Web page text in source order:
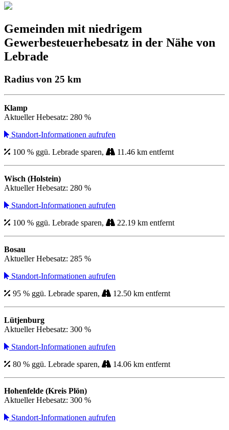
Gemeinden mit niedrigem
Gewerbesteuerhebesatz in der Nähe von
Lebrade
Radius von 25 km
Klamp
Aktueller Hebesatz: 280 %
Standort-Informationen aufrufen
100 % ggü. Lebrade sparen,
11.46 km entfernt
Wisch (Holstein)
Aktueller Hebesatz: 280 %
Standort-Informationen aufrufen
100 % ggü. Lebrade sparen,
22.19 km entfernt
Bosau
Aktueller Hebesatz: 285 %
Standort-Informationen aufrufen
95 % ggü. Lebrade sparen,
12.50 km entfernt
Lütjenburg
Aktueller Hebesatz: 300 %
Standort-Informationen aufrufen
80 % ggü. Lebrade sparen,
14.06 km entfernt
Hohenfelde (Kreis Plön)
Aktueller Hebesatz: 300 %
Standort-Informationen aufrufen